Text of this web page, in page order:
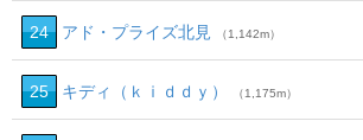
24 アド・プライズ北見 （1,142m）
25 キディ（ｋｉｄｄｙ） （1,175m）